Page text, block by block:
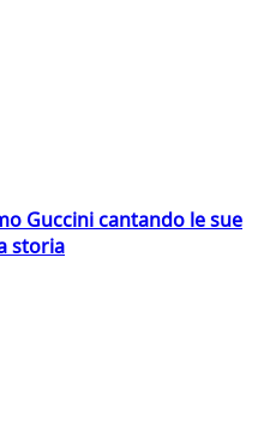
Guccini cantando le sue
storia